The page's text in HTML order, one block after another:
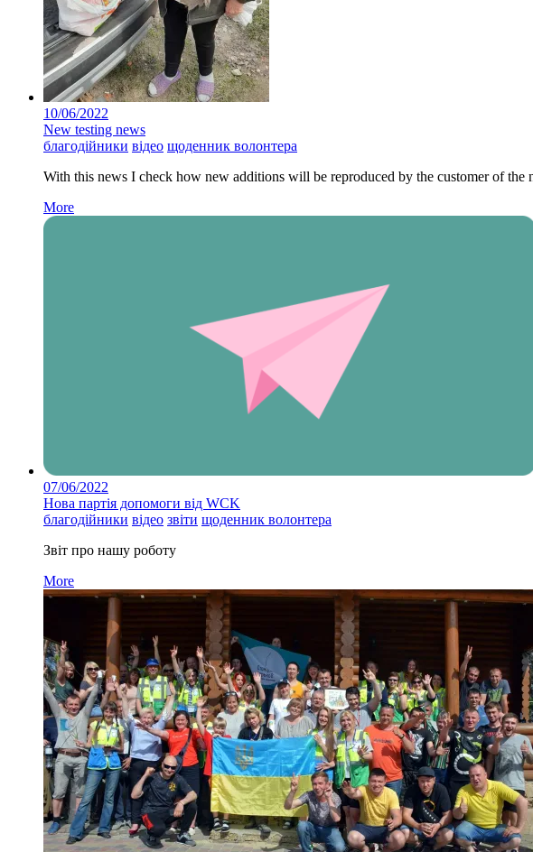
10/06/2022
New testing news
благодійники відео щоденник волонтера
With this news I check how new additions will be reproduced by the customer of
More
07/06/2022
Нова партія допомоги від WCK
благодійники відео звіти щоденник волонтера
Звіт про нашу роботу
More